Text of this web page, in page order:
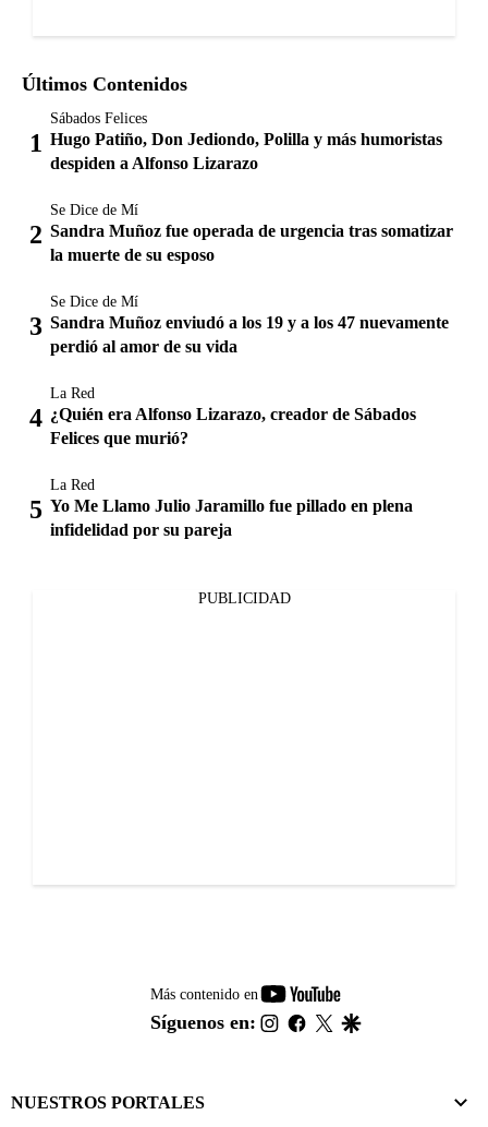
Últimos Contenidos
Sábados Felices
Hugo Patiño, Don Jediondo, Polilla y más humoristas
despiden a Alfonso Lizarazo
Se Dice de Mí
Sandra Muñoz fue operada de urgencia tras somatizar
la muerte de su esposo
Se Dice de Mí
Sandra Muñoz enviudó a los 19 y a los 47 nuevamente
perdió al amor de su vida
La Red
¿Quién era Alfonso Lizarazo, creador de Sábados
Felices que murió?
La Red
Yo Me Llamo Julio Jaramillo fue pillado en plena
infidelidad por su pareja
PUBLICIDAD
Más contenido en
youtube-
footer
Síguenos en: instagram
facebook
twitter
NUESTROS PORTALES